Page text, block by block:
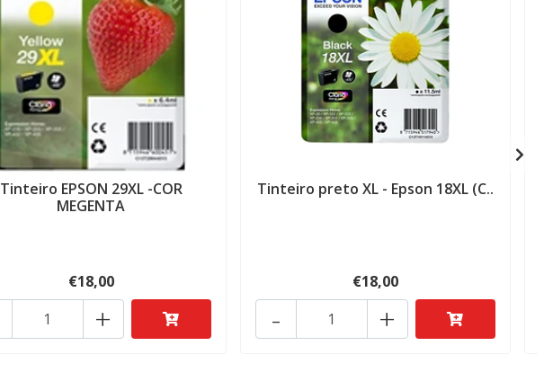
Tinteiro EPSON 29XL -COR
MEGENTA
€18,00
+
Tinteiro preto XL - Epson 18XL (C..
€18,00
+
-